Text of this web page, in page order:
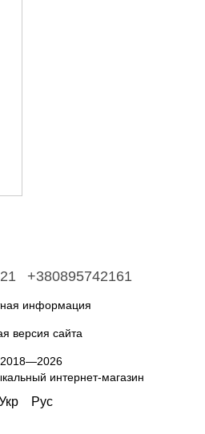
+380895742161
информация
версия сайта
интернет-магазин
Рус